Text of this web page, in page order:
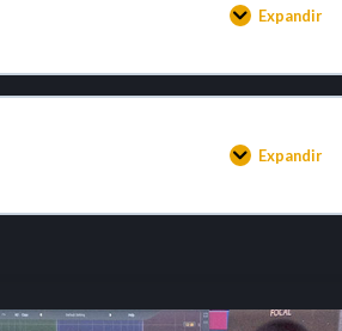
Expandir
Expandir